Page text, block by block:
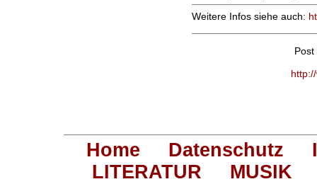
Weitere Infos siehe auch:
Home Datenschutz
LITERATUR
MUSIK